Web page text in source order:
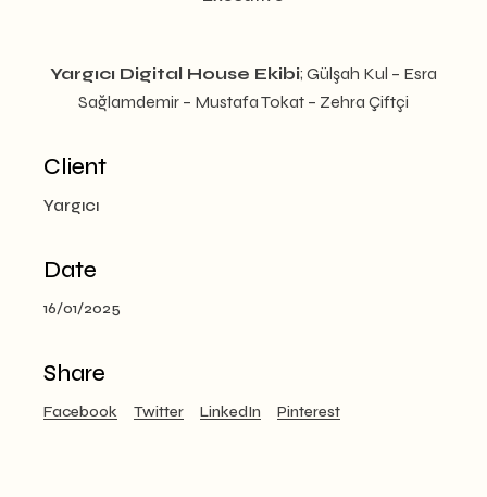
Yargıcı Digital House Ekibi; Gülşah Kul – Esra
Sağlamdemir – Mustafa Tokat – Zehra Çiftçi
Client
Yargıcı
Date
16/01/2025
Share
Facebook Twitter LinkedIn Pinterest